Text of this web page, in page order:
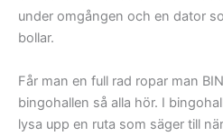
under omgången och en dator
bollar.
Får man en full rad ropar man
bingohallen så alla hör. I
lysa upp en ruta som säger till